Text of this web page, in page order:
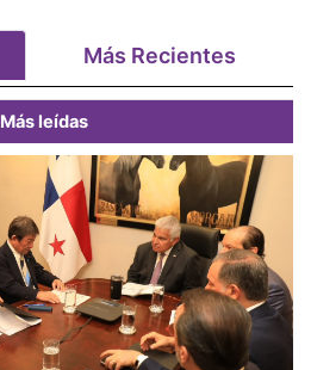
Más Recientes
Más leídas